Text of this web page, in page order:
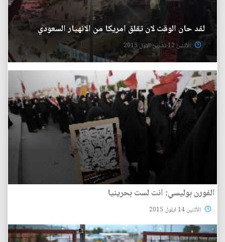
لقد حان الوقت لان تقلق امريكا من الانهيار السعودي
الأثنين 12 تشرين الاول 2015
الفورن بوليسي: انت لست بحرينيا
الأثنين 14 ايلول 2015